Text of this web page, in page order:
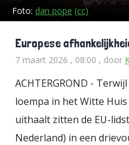
binnenvaart heeft
Kamervragen. Mijn
duurzame energie
waren voor WISE
te doen, wat eind
artikel in De
Foto: dan pope (cc)
Europese
7 maart 2026 , 08:00 , door
ACHTERGROND -
loempa in het Witte
uithaalt zitten de EU-
Nederland) in een